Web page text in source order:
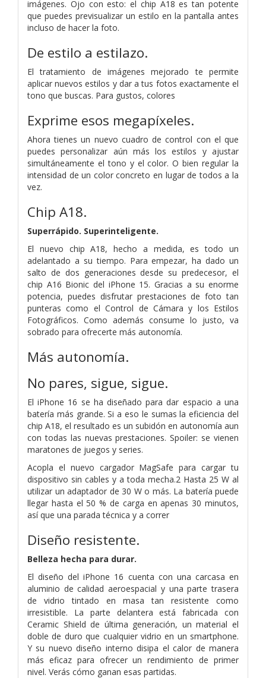
imágenes. Ojo con esto: el chip A18 es tan potente
que puedes previsualizar un estilo en la pantalla antes
incluso de hacer la foto.
De estilo a estilazo.
El tratamiento de imágenes mejorado te permite
aplicar nuevos estilos y dar a tus fotos exactamente el
tono que buscas. Para gustos, colores
Exprime esos megapíxeles.
Ahora tienes un nuevo cuadro de control con el que
puedes personalizar aún más los estilos y ajustar
simultáneamente el tono y el color. O bien regular la
intensidad de un color concreto en lugar de todos a la
vez.
Chip A18.
Superrápido. Super­inteligente.
El nuevo chip A18, hecho a medida, es todo un
adelantado a su tiempo. Para empezar, ha dado un
salto de dos generaciones desde su predecesor, el
chip A16 Bionic del iPhone 15. Gracias a su enorme
potencia, puedes disfrutar prestaciones de foto tan
punteras como el Control de Cámara y los Estilos
Fotográficos. Como además consume lo justo, va
sobrado para ofrecerte más autonomía.
Más autonomía.
No pares, sigue, sigue.
El iPhone 16 se ha diseñado para dar espacio a una
batería más grande. Si a eso le sumas la eficiencia del
chip A18, el resultado es un subidón en autonomía aun
con todas las nuevas prestaciones. Spoiler: se vienen
maratones de juegos y series.
Acopla el nuevo cargador MagSafe para cargar tu
dispositivo sin cables y a toda mecha.2 Hasta 25 W al
utilizar un adaptador de 30 W o más. La batería puede
llegar hasta el 50 % de carga en apenas 30 minutos,
así que una parada técnica y a correr
Diseño resistente.
Belleza hecha para durar.
El diseño del iPhone 16 cuenta con una carcasa en
aluminio de calidad aeroespacial y una parte trasera
de vidrio tintado en masa tan resistente como
irresistible. La parte delantera está fabricada con
Ceramic Shield de última generación, un material el
doble de duro que cualquier vidrio en un smartphone.
Y su nuevo diseño interno disipa el calor de manera
más eficaz para ofrecer un rendimiento de primer
nivel. Verás cómo ganan esas partidas.